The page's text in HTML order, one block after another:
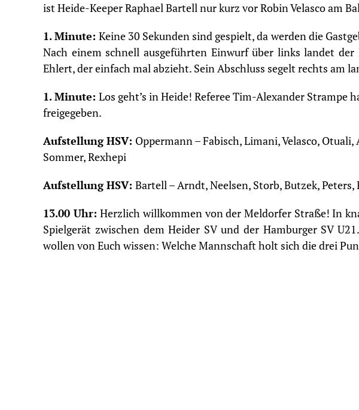
ist Heide-Keeper Raphael Bartell nur kurz vor Robin Velasco am
1. Minute:Keine 30 Sekunden sind gespielt, da werden die
Nach einem schnell ausgeführten Einwurf über links landet
Ehlert, der einfach mal abzieht. Sein Abschluss segelt rechts am
1. Minute: Los geht’s in Heide! Referee Tim-Alexander Strampe
freigegeben.
Aufstellung HSV: Oppermann – Fabisch, Limani, Velasco,
Sommer, Rexhepi
Aufstellung HSV: Bartell – Arndt, Neelsen, Storb, Butzek,
13.00 Uhr:Herzlich willkommen von der Meldorfer Straße! In
Spielgerät zwischen dem Heider SV und der Hamburger SV
wollen von Euch wissen: Welche Mannschaft holt sich die drei